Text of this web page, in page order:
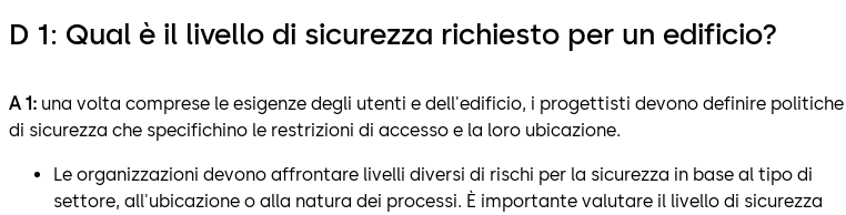
D 1: Qual è il livello di sicurezza richiesto per un edificio?
A 1: una volta comprese le esigenze degli utenti e dell'edificio, i progettisti devono definire politiche
di sicurezza che specifichino le restrizioni di accesso e la loro ubicazione.
Le organizzazioni devono affrontare livelli diversi di rischi per la sicurezza in base al tipo di
settore, all'ubicazione o alla natura dei processi. È importante valutare il livello di sicurezza